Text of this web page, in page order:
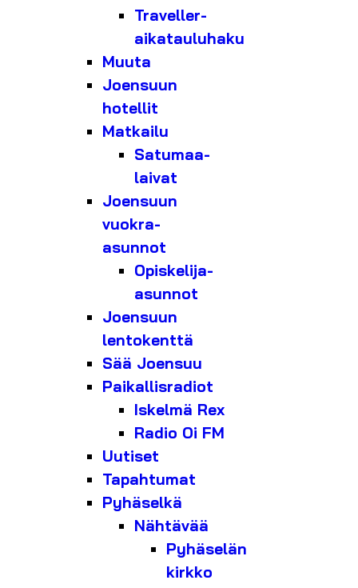
Traveller-
aikatauluhaku
Muuta
Joensuun
hotellit
Matkailu
Satumaa-
laivat
Joensuun
vuokra-
asunnot
Opiskelija-
asunnot
Joensuun
lentokenttä
Sää Joensuu
Paikallisradiot
Iskelmä Rex
Radio Oi FM
Uutiset
Tapahtumat
Pyhäselkä
Nähtävää
Pyhäselän
kirkko